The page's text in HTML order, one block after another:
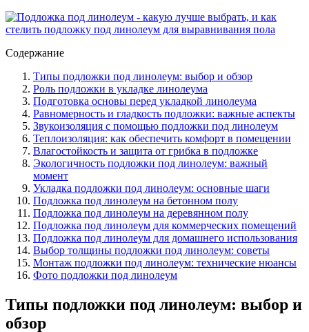
Содержание
Типы подложки под линолеум: выбор и обзор
Роль подложки в укладке линолеума
Подготовка основы перед укладкой линолеума
Равномерность и гладкость подложки: важные аспекты
Звукоизоляция с помощью подложки под линолеум
Теплоизоляция: как обеспечить комфорт в помещении
Влагостойкость и защита от грибка в подложке
Экологичность подложки под линолеум: важный
момент
Укладка подложки под линолеум: основные шаги
Подложка под линолеум на бетонном полу
Подложка под линолеум на деревянном полу
Подложка под линолеум для коммерческих помещений
Подложка под линолеум для домашнего использования
Выбор толщины подложки под линолеум: советы
Монтаж подложки под линолеум: технические нюансы
Фото подложки под линолеум
Типы подложки под линолеум: выбор и
обзор